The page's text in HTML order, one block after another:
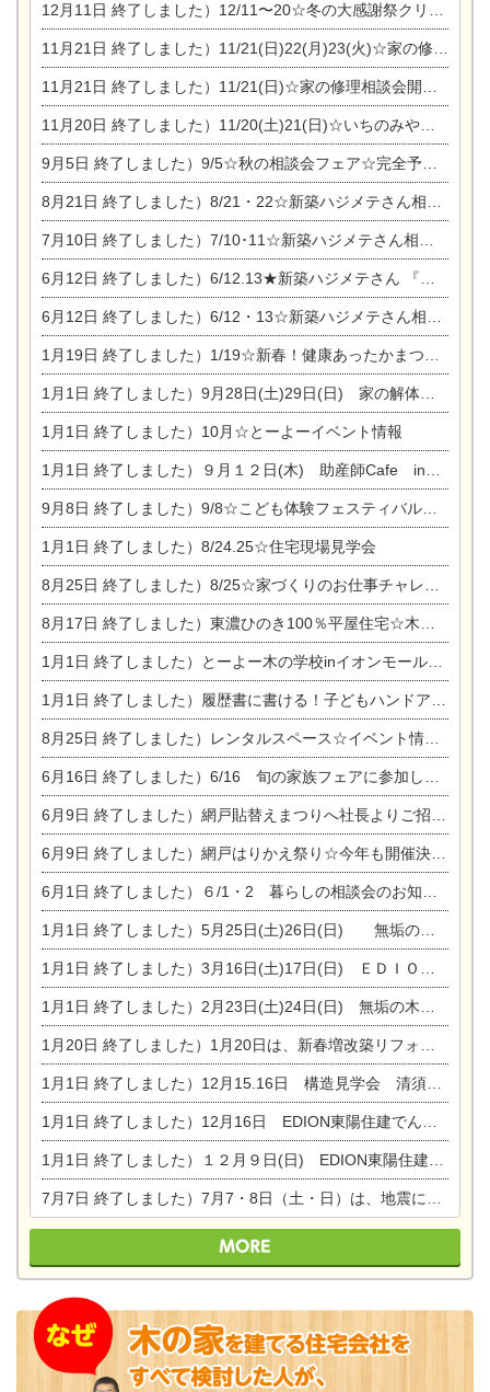
12月11日 終了しました）12/11〜20☆冬の大感謝祭クリスマス相談会開催
11月21日 終了しました）11/21(日)22(月)23(火)☆家の修理まつり＆増改築リフォーム相談会
11月21日 終了しました）11/21(日)☆家の修理相談会開催 in 扶桑オークビレッジ
11月20日 終了しました）11/20(土)21(日)☆いちのみや逸品市に出店します【ひのきのバラ販売】
9月5日 終了しました）9/5☆秋の相談会フェア☆完全予約制
8月21日 終了しました）8/21・22☆新築ハジメテさん相談会 『集まれ！農地に家を建てたい人！』
7月10日 終了しました）7/10･11☆新築ハジメテさん相談会 『集まれ！農地に家を建てたい人！』完全予約制
6月12日 終了しました）6/12.13★新築ハジメテさん 『木の家 現場体感見学会』
6月12日 終了しました）6/12・13☆新築ハジメテさん相談会『今ある土地に家を建てる際の注意点』
1月19日 終了しました）1/19☆新春！健康あったかまつり＆増改築リフォームまつり
1月1日 終了しました）9月28日(土)29日(日) 家の解体なんでも相談会
1月1日 終了しました）10月☆とーよーイベント情報
1月1日 終了しました）９月１２日(木) 助産師Cafe in東陽住建
9月8日 終了しました）9/8☆こども体験フェスティバル☆一宮市民会館
1月1日 終了しました）8/24.25☆住宅現場見学会
8月25日 終了しました）8/25☆家づくりのお仕事チャレンジ
8月17日 終了しました）東濃ひのき100％平屋住宅☆木の家完成見学会
1月1日 終了しました）とーよー木の学校inイオンモール木曽川
1月1日 終了しました）履歴書に書ける！子どもハンドアロマ講座☆
8月25日 終了しました）レンタルスペース☆イベント情報☆チャイルドアロマセラピスト
6月16日 終了しました）6/16 旬の家族フェアに参加します☆
6月9日 終了しました）網戸貼替えまつりへ社長よりご招待です♪
6月9日 終了しました）網戸はりかえ祭り☆今年も開催決定！
6月1日 終了しました）６/1・2 暮らしの相談会のお知らせ
1月1日 終了しました）5月25日(土)26日(日) 無垢の木の家体感見学会開催☆
1月1日 終了しました）3月16日(土)17日(日) ＥＤＩＯＮ東陽住建でんき館 総決算まつり
1月1日 終了しました）2月23日(土)24日(日) 無垢の木の家 完成見学会
1月20日 終了しました）1月20日は、新春増改築リフォームまつり＆家の修理祭り＆家電まつりです。
1月1日 終了しました）12月15.16日 構造見学会 清須市西枇杷島町弁天
1月1日 終了しました）12月16日 EDION東陽住建でんき OPEN第二弾イベント！！
1月1日 終了しました）１２月９日(日) EDION東陽住建でんき館プレＯＰＥＮ！＆家の修理まつり
7月7日 終了しました）7月7・8日（土・日）は、地震に強くて安心！暮らしを楽しむ東濃ひのきの平屋の家体験見学会を開催します。ぜひお越しください。